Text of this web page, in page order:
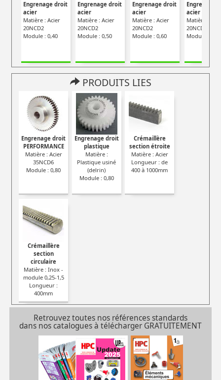
Engrenage droit
acier
Matière : Acier
20NCD2
Module : 0,40
Engrenage droit
acier
Matière : Acier
20NCD2
Module : 0,50
Engrenage droit
acier
Matière : Acier
20NCD2
Module : 0,60
Engrenage
acier
Matière :
20NCD2
Module : 0,70
PRODUITS LIES
Engrenage droit
PERFORMANCE
Matière : Acier
35NCD6
Module : 0,80
Engrenage droit
plastique
Matière :
Plastique usiné
(delrin)
Module : 0,80
Crémaillère
section étroite
Matière : Acier
Longueur : de
400 à 1000mm
Crémaillère
section
circulaire
Matière : Inox -
module 0,25-1,5
Longueur :
400mm
Retrouvez toutes nos références standards
dans nos catalogues à télécharger GRATUITEMENT